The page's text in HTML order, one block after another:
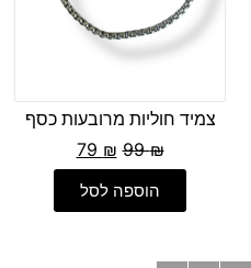
צמיד חוליות מרובעות כסף
99₪
79₪
הוספה לסל